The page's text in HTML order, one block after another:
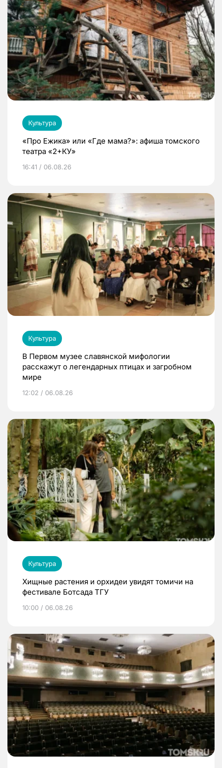
Культура
«Про Ежика» или «Где мама?»: афиша томского
театра «2+КУ»
16:41 / 06.08.26
Культура
В Первом музее славянской мифологии
расскажут о легендарных птицах и загробном
мире
12:02 / 06.08.26
Культура
Хищные растения и орхидеи увидят томичи на
фестивале Ботсада ТГУ
10:00 / 06.08.26